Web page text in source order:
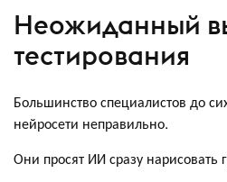
Неожиданный
тестирования
Большинство специалистов до
нейросети неправильно.
Они просят ИИ сразу нарисовать